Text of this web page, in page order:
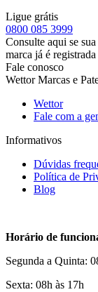
Ligue grátis
0800 085 3999
Consulte aqui se sua
marca já é registrada
Fale conosco
Wettor Marcas e
Wettor
Fale com a
Informativos
Dúvidas
Política de
Blog
Horário de
Segunda a Quinta:
Sexta: 08h às 17h